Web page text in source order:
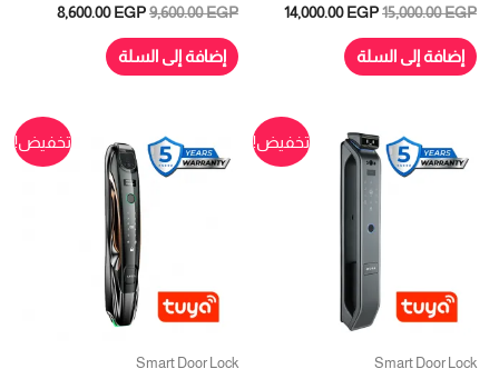
تم
التقييم
من
5
15,000.00EGP
السعر
هو:
15,000.00 EGP.
14,000.00 EGP
السعر
14,000.00 EGP.
إضافة إلى السلة
تم
التقييم
من
5
9,600.00EGP
السعر
هو:
9,600.00 EGP.
8,600.00 EGP
السعر
إضافة إلى السلة
تخفيض!
Smart Door Lock
تخفيض!
Smart Door Lock